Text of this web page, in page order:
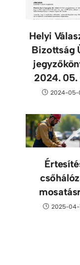
Helyi
Bizottság
2024. 05.
2024-05-
2025-04-